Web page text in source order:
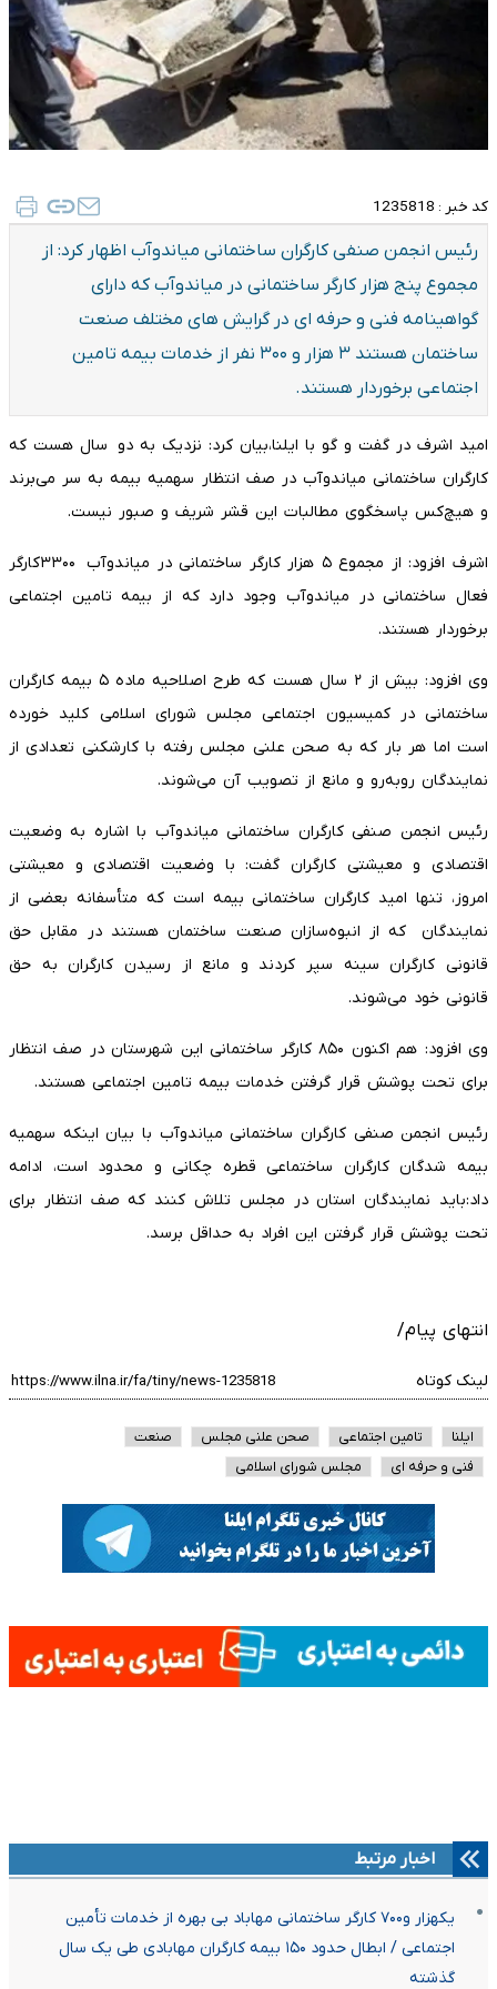
کد خبر : 1235818
رئیس انجمن صنفی کارگران ساختمانی میاندوآب اظهار کرد: از
مجموع پنج هزار کارگر ساختمانی در میاندوآب که دارای
گواهینامه فنی و حرفه ای در گرایش های مختلف صنعت
ساختمان هستند ۳ هزار و ۳۰۰ نفر از خدمات بیمه تامین
اجتماعی برخوردار هستند.
امید اشرف در گفت و گو با ایلنا،بیان کرد: نزدیک به دو سال هست که
کارگران ساختمانی میاندوآب در صف انتظار سهمیه بیمه به سر می‌برند
و هیچ‌کس پاسخگوی مطالبات این قشر شریف و صبور نیست.
اشرف افزود: از مجموع ۵ هزار کارگر ساختمانی در میاندوآب ۳۳۰۰کارگر
فعال ساختمانی در میاندوآب وجود دارد که از بیمه تامین اجتماعی
برخوردار هستند.
وی افزود: بیش از ۲ سال هست که طرح اصلاحیه ماده ۵ بیمه کارگران
ساختمانی در کمیسیون اجتماعی مجلس شورای اسلامی کلید خورده
است اما هر بار که به صحن علنی مجلس رفته با کارشکنی تعدادی از
نمایندگان روبه‌رو و مانع از تصویب آن می‌شوند.
رئیس انجمن صنفی کارگران ساختمانی میاندوآب با اشاره به وضعیت
اقتصادی و معیشتی کارگران گفت: با وضعیت اقتصادی و معیشتی
امروز، تنها امید کارگران ساختمانی بیمه است که متأسفانه بعضی از
نمایندگان که از انبوه‌سازان صنعت ساختمان هستند در مقابل حق
قانونی کارگران سینه سپر کردند و مانع از رسیدن کارگران به حق
قانونی خود می‌شوند.
وی افزود: هم اکنون ۸۵۰ کارگر ساختمانی این شهرستان در صف انتظار
برای تحت پوشش قرار گرفتن خدمات بیمه تامین اجتماعی هستند.
رئیس انجمن صنفی کارگران ساختمانی میاندوآب با بیان اینکه سهمیه
بیمه شدگان کارگران ساختماعی قطره چکانی و محدود است، ادامه
داد:باید نمایندگان استان در مجلس تلاش کنند که صف انتظار برای
تحت پوشش قرار گرفتن این افراد به حداقل برسد.
انتهای پیام/
لینک کوتاه
ایلنا تامین اجتماعی صحن علنی مجلس
صنعت
فنی و حرفه ای
مجلس شورای اسلامی
اخبار مرتبط
یکهزار و۷۰۰ کارگر ساختمانی مهاباد بی بهره از خدمات تأمین
اجتماعی / ابطال حدود ۱۵۰ بیمه کارگران مهابادی طی یک سال
گذشته